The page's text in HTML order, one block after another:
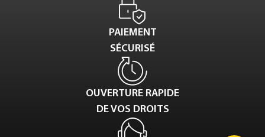
PAIEMENT
SÉCURISÉ
OUVERTURE RAPIDE
DE VOS DROITS